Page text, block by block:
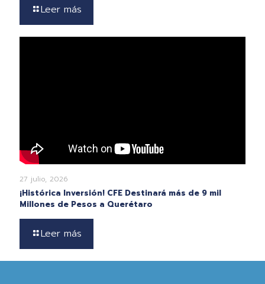
Leer más
27 julio, 2026
¡Histórica Inversión! CFE Destinará más de 9 mil
Millones de Pesos a Querétaro
Leer más